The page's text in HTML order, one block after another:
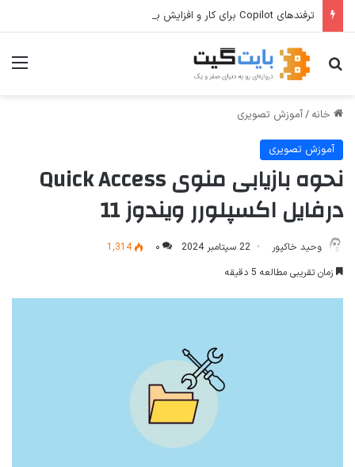
ترفندهای Copilot برای کار و افزایش بهره‌وری
جستجو برای
خانه /آموزش تصویری
آموزش تصویری
نحوه بازیابی منوی Quick Access
درفایل اکسپلورر ویندوز 11
وحید خاکپور 22 سپتامبر 2024 ۰
1,314
زمان تقریبی مطالعه 5 دقیقه